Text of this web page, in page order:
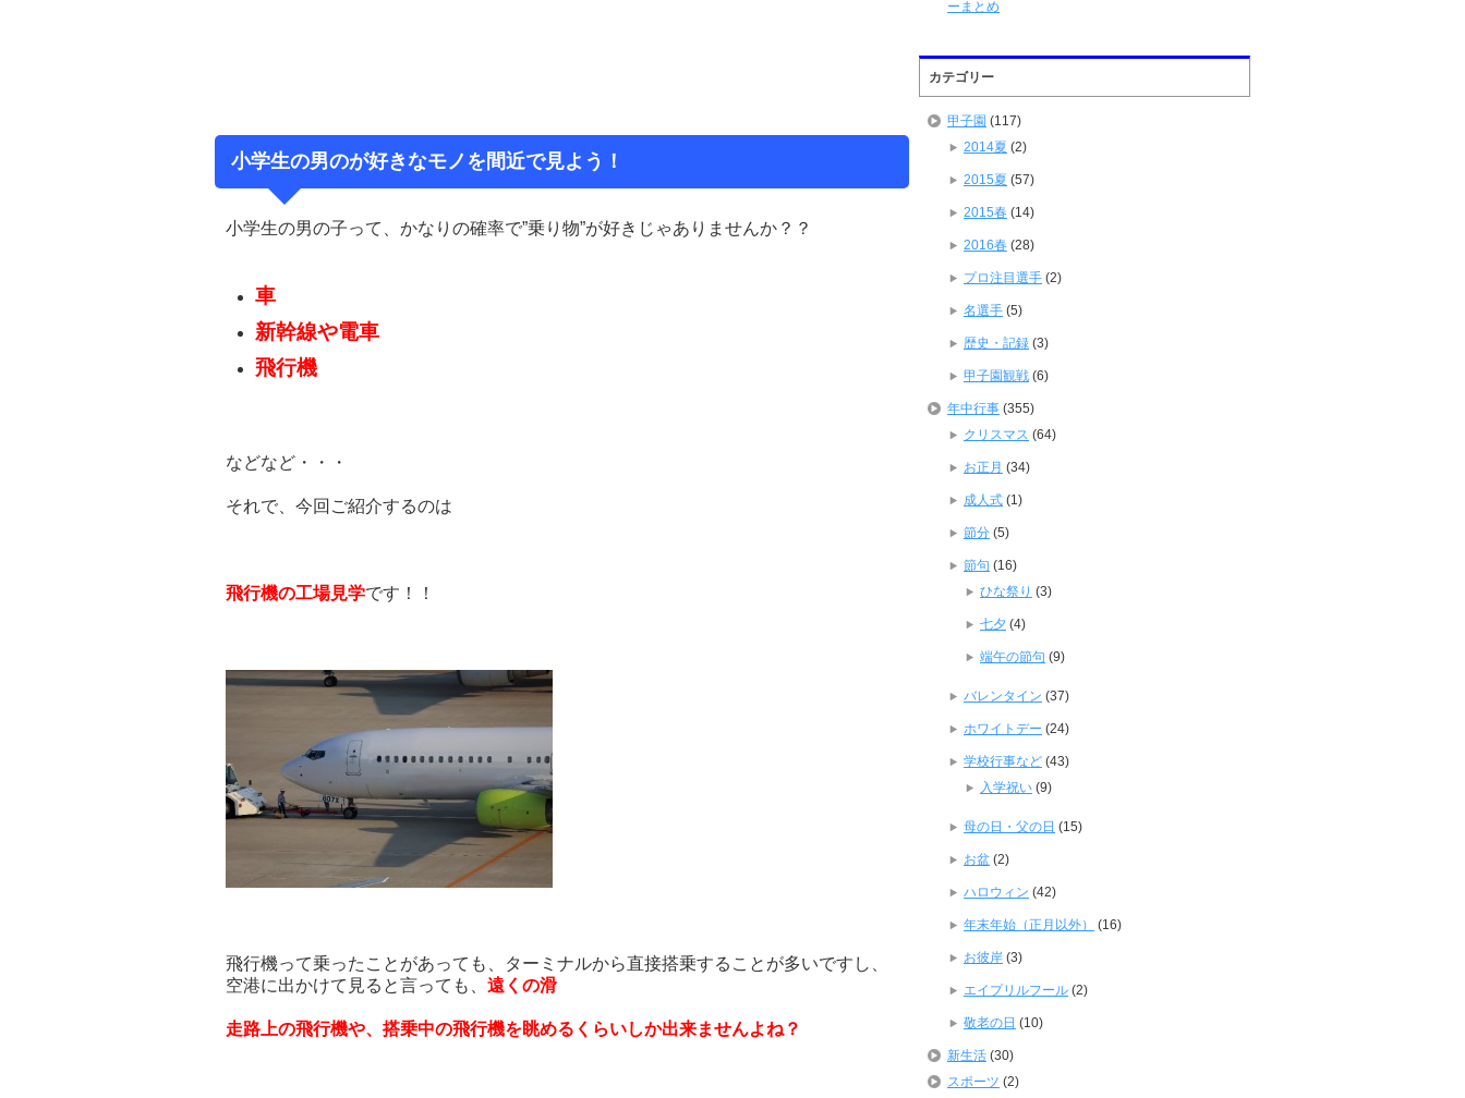
小学生の男のが好きなモノを間近で見よう！
小学生の男の子って、かなりの確率で”乗り物”が好きじゃありませんか？？
車
新幹線や電車
飛行機
などなど・・・
それで、今回ご紹介するのは
飛行機の工場見学です！！
飛行機って乗ったことがあっても、ターミナルから直接搭乗することが多いですし、
空港に出かけて見ると言っても、 遠くの滑
走路上の飛行機や、搭乗中の飛行機を眺めるくらいしか出来ませんよね？
ーまとめ
カテゴリー
甲子園 (117)
2014夏 (2)
2015夏 (57)
2015春 (14)
2016春 (28)
プロ注目選手 (2)
名選手 (5)
歴史・記録 (3)
甲子園観戦 (6)
年中行事 (355)
クリスマス (64)
お正月 (34)
成人式 (1)
節分 (5)
節句 (16)
ひな祭り (3)
七夕 (4)
端午の節句 (9)
バレンタイン (37)
ホワイトデー (24)
学校行事など (43)
入学祝い (9)
母の日・父の日 (15)
お盆 (2)
ハロウィン (42)
年末年始（正月以外） (16)
お彼岸 (3)
エイプリルフール (2)
敬老の日 (10)
新生活 (30)
スポーツ (2)